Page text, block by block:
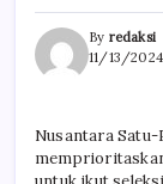
By redaksi
11/13/2024
Nusantara